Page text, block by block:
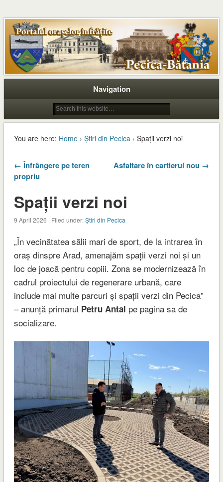
Navigation
You are here: Home› Știri din Pecica› Spații verzi noi
← Înfrângere pe teren
propriu
Asfaltare în cartierul nou →
Spații verzi noi
9 April 2026 | Filed under:Știri din Pecica
„În vecinătatea sălii mari de sport, de la intrarea în
oraș dinspre Arad, amenajăm spații verzi noi și un
loc de joacă pentru copiii. Zona se modernizează în
cadrul proiectului de regenerare urbană, care
include mai multe parcuri și spații verzi din Pecica”
– anunță primarul Petru Antal pe pagina sa de
socializare.